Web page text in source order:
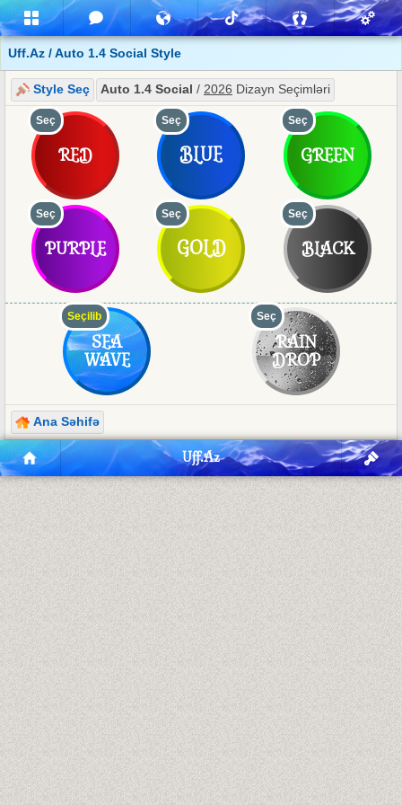
Uff.Az / Auto 1.4 Social Style
Style Seç Auto 1.4 Social / 2026 Dizayn Seçimləri
Seç
RED
Seç
BLUE
Seç
GREEN
Seç
PURPLE
Seç
GOLD
Seç
BLACK
Seçilib
SEA
WAVE
Seç
RAIN
DROP
Ana Səhifə
Uff.Az